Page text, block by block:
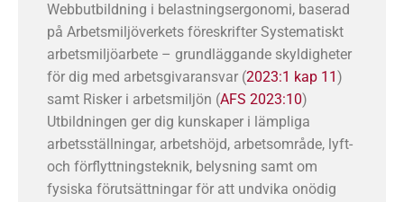
Webbutbildning i belastningsergonomi, baserad
på Arbetsmiljöverkets föreskrifter Systematiskt
arbetsmiljöarbete – grundläggande skyldigheter
för dig med arbetsgivaransvar (2023:1 kap 11 )
samt Risker i arbetsmiljön (AFS 2023:10)
Utbildningen ger dig kunskaper i lämpliga
arbetsställningar, arbetshöjd, arbetsområde, lyft-
och förflyttningsteknik, belysning samt om
fysiska förutsättningar för att undvika onödig